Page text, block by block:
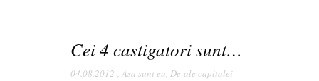
Cei 4 castigatori sunt…
04.08.2012 , Asa sunt eu, De-ale capitalei